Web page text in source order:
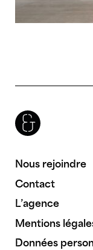
Nous rejoindre
Contact
L’agence
Mentions
Données